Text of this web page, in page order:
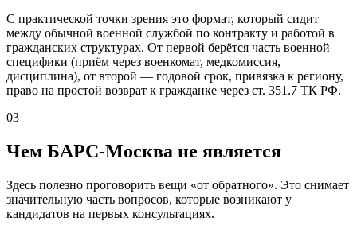
С практической точки зрения это формат, который сидит
между обычной военной службой по контракту и работой в
гражданских структурах. От первой берётся часть военной
специфики (приём через военкомат, медкомиссия,
дисциплина), от второй — годовой срок, привязка к региону,
право на простой возврат к гражданке через ст. 351.7 ТК РФ.
03
Чем БАРС-Москва не является
Здесь полезно проговорить вещи «от обратного». Это снимает
значительную часть вопросов, которые возникают у
кандидатов на первых консультациях.